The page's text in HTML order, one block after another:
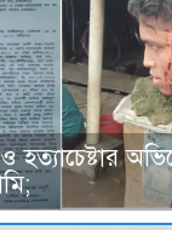
হত্যাচেষ্টার